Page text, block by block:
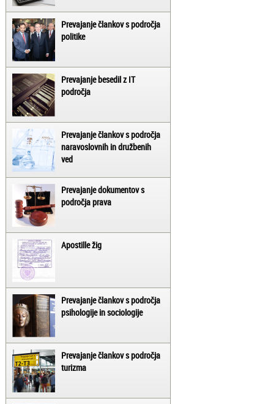
Prevajanje člankov s področja
politike
Prevajanje besedil z IT
področja
Prevajanje člankov s področja
naravoslovnih in družbenih
ved
Prevajanje dokumentov s
področja prava
Apostille žig
Prevajanje člankov s področja
psihologije in sociologije
Prevajanje člankov s področja
turizma